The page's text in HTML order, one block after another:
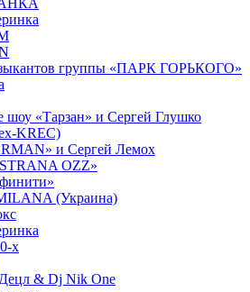
группы «ПАРК ГОРЬКОГО»
шоу «Тарзан» и Сергей Глушко
KREC)
и Сергей Лемох
OZZ»
(Украина)
х
& Dj Nik One